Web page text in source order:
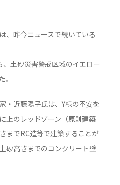
、昨今ニュースで続いている
土砂災害警戒区域のイエロー
。
・近藤陽子氏は、Y様の不安を
上のレッドゾーン（原則建築
までRC造等で建築することが
砂高さまでのコンクリート壁